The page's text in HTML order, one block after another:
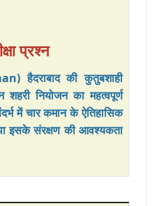
प्रश्न
हैदराबाद की कुतुबशाही
नियोजन का महत्वपूर्ण
में चार कमान के ऐतिहासिक
इसके संरक्षण की आवश्यकता